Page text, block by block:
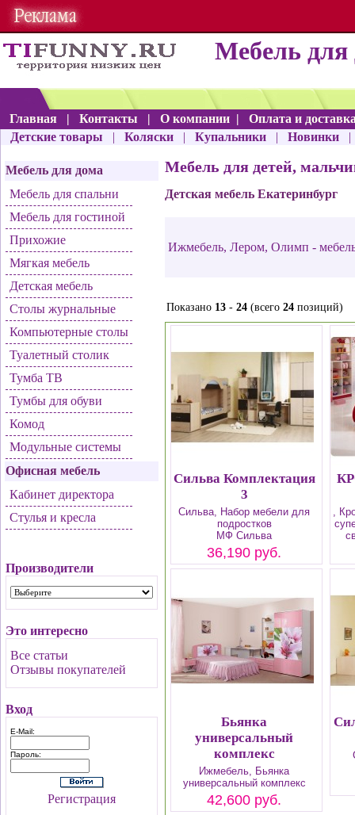
Мебель для
Главная | Контакты | О компании |
Оплата и
Детские товары
| Коляски | Купальники | Новинки
Мебель для дома
Мебель для спальни
Мебель для гостиной
Прихожие
Мягкая мебель
Детская мебель
Столы журнальные
Компьютерные столы
Туалетный столик
Тумба ТВ
Тумбы для обуви
Комод
Модульные системы
Офисная мебель
Кабинет директора
Стулья и кресла
Производители
Это интересно
Все статьи
Отзывы покупателей
Вход
E-Mail:
Пароль:
Регистрация
Мебель для детей,
Детская мебель Екатеринбург
Ижмебель, Лером, Олимп -
Показано 13 - 24 (всего 24 позиций)
Сильва Комплектация
3
Сильва, Набор мебели для
подростков
МФ Сильва
36,190 руб.
,
Бьянка
универсальный
комплекс
Ижмебель, Бьянка
универсальный комплекс
42,600 руб.